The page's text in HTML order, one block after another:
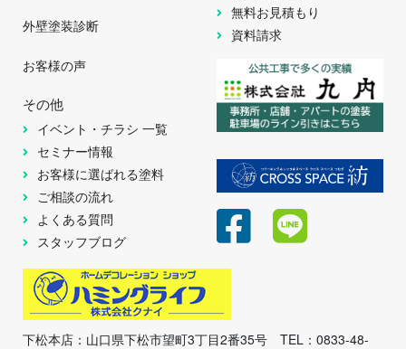
外壁塗装診断
お客様の声
その他
イベント・チラシ 一覧
セミナー情報
お客様に選ばれる塗料
ご相談の流れ
よくある質問
スタッフブログ
無料お見積もり
資料請求
下松本店：山口県下松市望町3丁目2番35号 TEL：0833-48-